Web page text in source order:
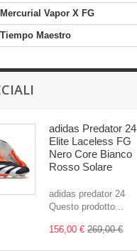
Vapor X FG
Maestro
adidas Predator 24
Elite Laceless FG
Nero Core Bianco
Rosso Solare
adidas predator 24
Questo prodotto...
156,00 € 269,00 €